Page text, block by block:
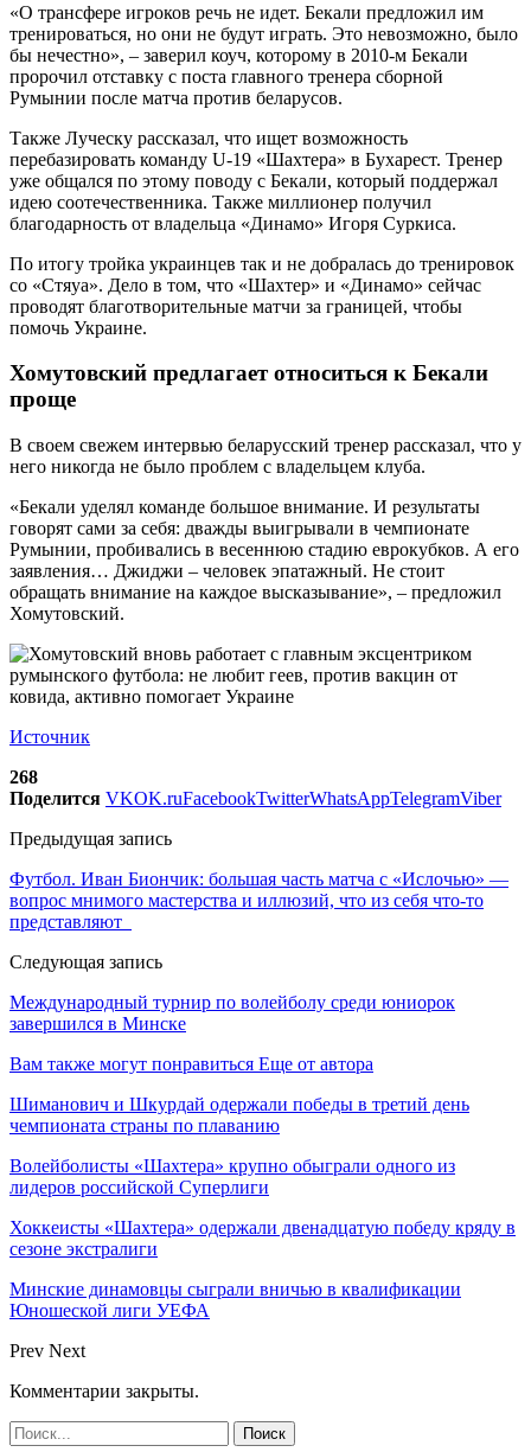
«О трансфере игроков речь не идет. Бекали предложил им
тренироваться, но они не будут играть. Это невозможно, было
бы нечестно», – заверил коуч, которому в 2010-м Бекали
пророчил отставку с поста главного тренера сборной
Румынии после матча против беларусов.
Также Луческу рассказал, что ищет возможность
перебазировать команду U-19 «Шахтера» в Бухарест. Тренер
уже общался по этому поводу с Бекали, который поддержал
идею соотечественника. Также миллионер получил
благодарность от владельца «Динамо» Игоря Суркиса.
По итогу тройка украинцев так и не добралась до тренировок
со «Стяуа». Дело в том, что «Шахтер» и «Динамо» сейчас
проводят благотворительные матчи за границей, чтобы
помочь Украине.
Хомутовский предлагает относиться к Бекали
проще
В своем свежем интервью беларусский тренер рассказал, что у
него никогда не было проблем с владельцем клуба.
«Бекали уделял команде большое внимание. И результаты
говорят сами за себя: дважды выигрывали в чемпионате
Румынии, пробивались в весеннюю стадию еврокубков. А его
заявления… Джиджи – человек эпатажный. Не стоит
обращать внимание на каждое высказывание», – предложил
Хомутовский.
Источник
268
Поделится VKOK.ruFacebookTwitterWhatsAppTelegramViber
Предыдущая запись
Футбол. Иван Биончик: большая часть матча с «Ислочью» —
вопрос мнимого мастерства и иллюзий, что из себя что-то
представляют
Следующая запись
Международный турнир по волейболу среди юниорок
завершился в Минске
Вам также могут понравиться Еще от автора
Шиманович и Шкурдай одержали победы в третий день
чемпионата страны по плаванию
Волейболисты «Шахтера» крупно обыграли одного из
лидеров российской Суперлиги
Хоккеисты «Шахтера» одержали двенадцатую победу кряду в
сезоне экстралиги
Минские динамовцы сыграли вничью в квалификации
Юношеской лиги УЕФА
Prev Next
Комментарии закрыты.